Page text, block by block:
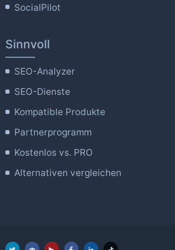
SocialPilot
Sinnvoll
SEO-Analyzer
SEO-Dienste
Kompatible Produkte
Partnerprogramm
Kostenlos vs. PRO
Alternativen vergleichen